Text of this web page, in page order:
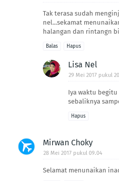
Tak terasa sudah
nel...sekamat
halangan dan rintangn
Balas Hapus
Lisa Nel
29 Mei 2017 pukul
Iya waktu begitu
sebaliknya
Hapus
Mirwan Choky
28 Mei 2017 pukul 09.04
Selamat menunaikan